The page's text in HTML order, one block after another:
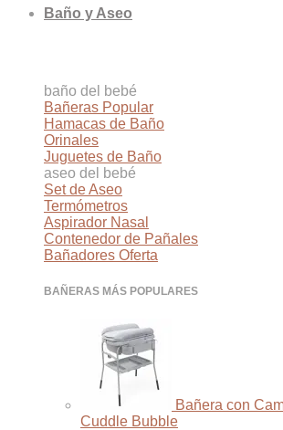
Baño y Aseo
baño del bebé
Bañeras
Hamacas de Baño
Orinales
Juguetes de Baño
aseo del bebé
Set de Aseo
Termómetros
Aspirador Nasal
Contenedor de Pañales
Bañadores
BAÑERAS MÁS POPULARES
Bañera con
Cuddle Bubble